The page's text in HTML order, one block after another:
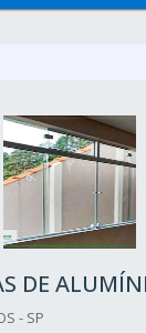
DE
- SP